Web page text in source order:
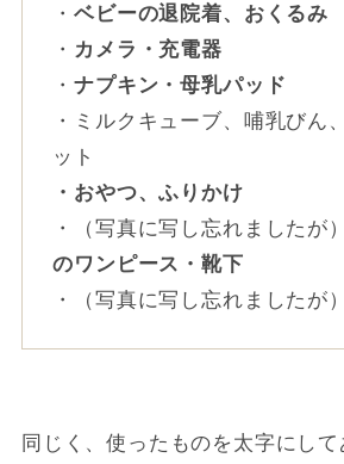
・ベビーの退院着、おくるみ
・ カメラ・充電器
・ナプキン・母乳パッド
・ミルクキューブ、哺乳びん
ット
・おやつ、ふりかけ
・（写真に写し忘れましたが）
のワンピース・靴下
・（写真に写し忘れましたが）
同じく、使ったものを太字にして